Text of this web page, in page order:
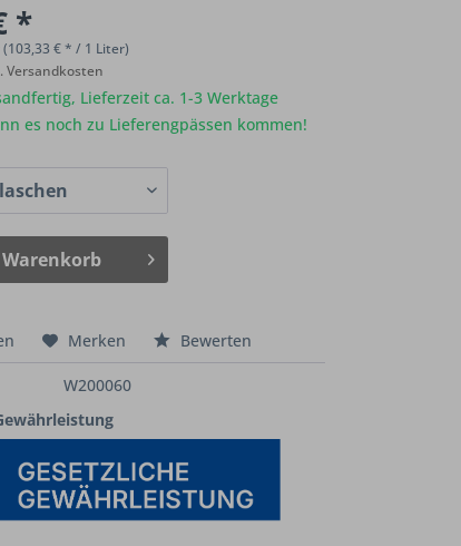
*
€ * / 1 Liter)
Versandkosten
Lieferzeit ca. 1-3 Werktage
es noch zu Lieferengpässen kommen!
Warenkorb
Merken Bewerten
W200060